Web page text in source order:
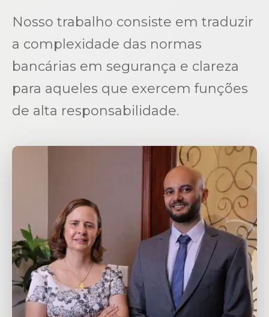
Nosso trabalho consiste em traduzir
a complexidade das normas
bancárias em segurança e clareza
para aqueles que exercem funções
de alta responsabilidade.